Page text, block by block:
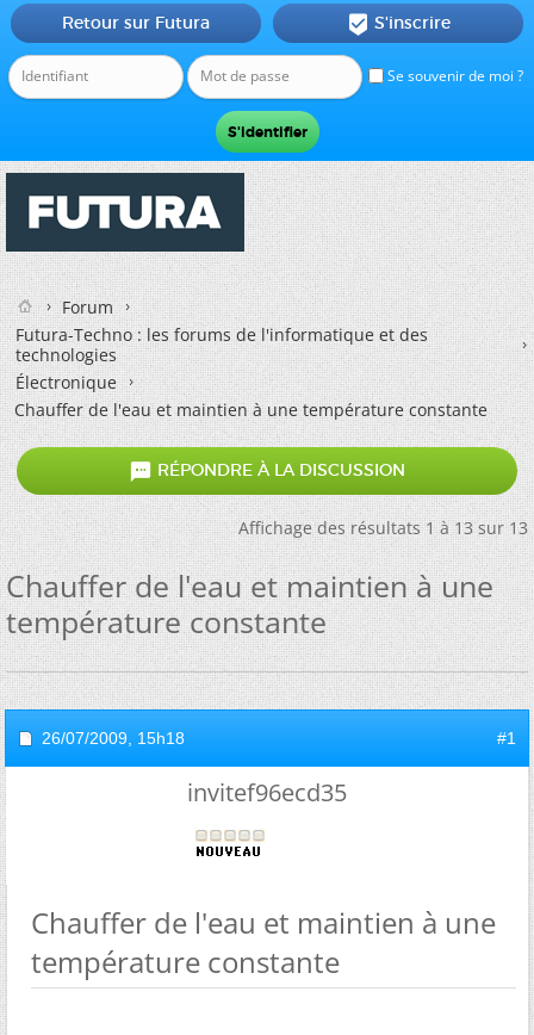
Se souvenir de moi ?
Retour sur Futura  S'inscrire
Forum
Futura-Techno : les forums de l'informatique et des
technologies
Électronique
Chauffer de l'eau et maintien à une température constante
 RÉPONDRE À LA DISCUSSION
Affichage des résultats 1 à 13 sur 13
Chauffer de l'eau et maintien à une
température constante
26/07/2009, 15h18 #1
invitef96ecd35
Chauffer de l'eau et maintien à une
température constante